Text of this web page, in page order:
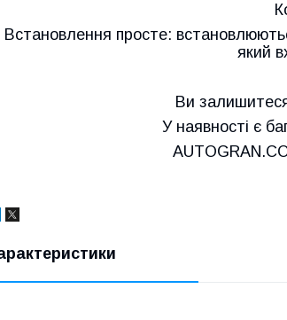
Встановлення просте:
який
Ви
У наявності є